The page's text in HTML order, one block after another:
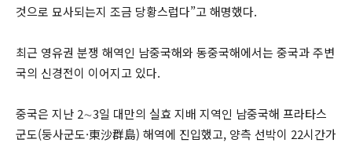
것으로 묘사되는지 조금 당황스럽다”고 해명했다.
최근 영유권 분쟁 해역인 남중국해와 동중국해에서는 중국과 주변
국의 신경전이 이어지고 있다.
중국은 지난 2∼3일 대만의 실효 지배 지역인 남중국해 프라타스
군도(둥사군도·東沙群島) 해역에 진입했고, 양측 선박이 22시간가